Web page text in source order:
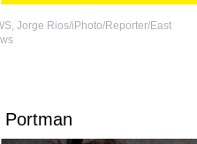
, Jorge Rios/iPhoto/Reporter/East
Portman